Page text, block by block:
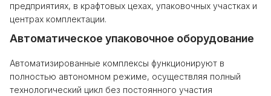
предприятиях, в крафтовых цехах, упаковочных участках и
центрах комплектации.
Автоматическое упаковочное оборудование
Автоматизированные комплексы функционируют в
полностью автономном режиме, осуществляя полный
технологический цикл без постоянного участия